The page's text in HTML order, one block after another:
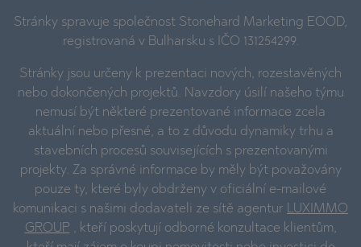
Stránky spravuje společnost Stonehard Marketing EOOD,
registrovaná v Bulharsku s IČO 131254299.
Stránky jsou určeny k prezentaci nových, rozestavěných
nebo dokončených projektů. Navzdory úsilí našeho týmu
nemusí být některé prezentované informace zcela
aktuální nebo přesné, a to z důvodu dynamiky trhu a
stavebních procesů souvisejících s prezentovanými
projekty. Za správné informace by měly být považovány
pouze ty, které byly obdrženy v oficiální e-mailové
komunikaci s našimi dodavateli ze sítě agentur LUXIMMO
GROUP , kteří poskytují odborné konzultace klientům,